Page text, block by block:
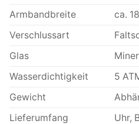
Armbandbreite
ca.
Verschlussart
Glas
Wasserdichtigkeit
5
Gewicht
Lieferumfang
Uhr,